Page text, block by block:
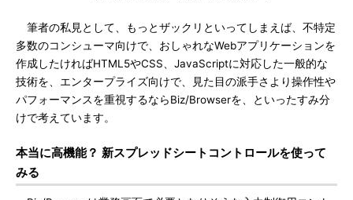
筆者の私見として、もっとザックリといってしまえば、不特定
多数のコンシューマ向けで、おしゃれなWebアプリケーションを
作成したければHTML5やCSS、JavaScriptに対応した一般的な
技術を、エンタープライズ向けで、見た目の派手さより操作性や
パフォーマンスを重視するならBiz/Browserを、といったすみ分
けで考えています。
本当に高機能？ 新スプレッドシートコントロールを使って
みる